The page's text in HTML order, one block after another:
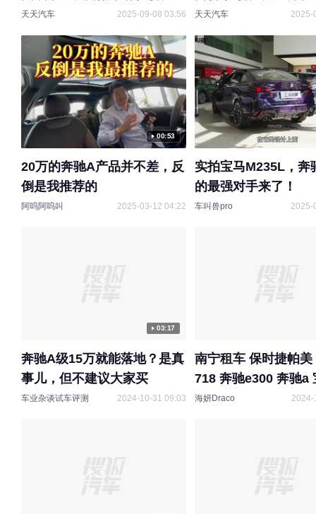
天天汽车 2025-09-08 03:56 天天汽车 2025-
00:53
20万的奔驰A产品并不差，反
倒是我推荐的
阿呜阿呜叫 2025-03-12 04:22
实拍宝马M235L，奔
的最强对手来了！
车叫兽pro 2025-
03:17
奔驰A级15万就能落地？是真
事儿，但不建议大家买
车业杂谈试车评测 2024-10-31 09:03
南宁租车 保时捷帕美
718 奔驰e300 奔驰a
海妍Draco 2024-